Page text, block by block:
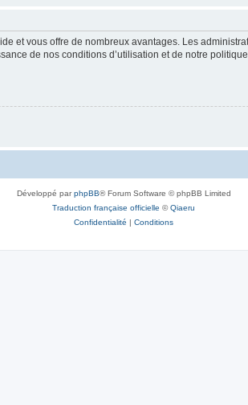
et vous offre de nombreux avantages. Les
de nos conditions d’utilisation et de notre
Développé parphpBB® Forum Software © phpBB Limited
Traduction française officielle ©Qiaeru
Confidentialité | Conditions